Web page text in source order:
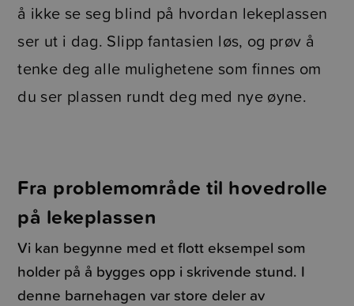
å ikke se seg blind på hvordan lekeplassen
ser ut i dag. Slipp fantasien løs, og prøv å
tenke deg alle mulighetene som finnes om
du ser plassen rundt deg med nye øyne.
Fra problemområde til hovedrolle
på lekeplassen
Vi kan begynne med et flott eksempel som
holder på å bygges opp i skrivende stund. I
denne barnehagen var store deler av